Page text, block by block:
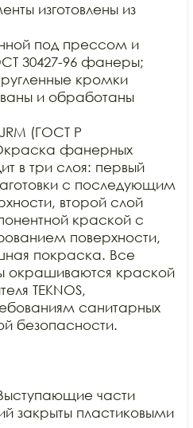
изготовлены из
под прессом и
30427-96 фанеры;
кромки
и обработаны
(ГОСТ Р
Окраска фанерных
в три слоя: первый
с последующим
второй слой
краской с
поверхности,
покраска. Все
краской
TEKNOS,
санитарных
безопасности.
части
закрыты пластиковыми